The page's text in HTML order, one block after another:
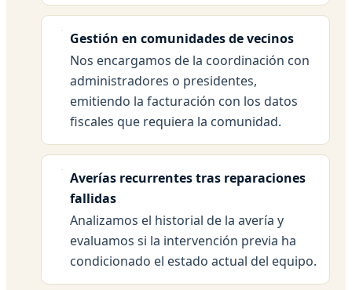
Gestión en comunidades de vecinos
Nos encargamos de la coordinación con
administradores o presidentes,
emitiendo la facturación con los datos
fiscales que requiera la comunidad.
Averías recurrentes tras reparaciones
fallidas
Analizamos el historial de la avería y
evaluamos si la intervención previa ha
condicionado el estado actual del equipo.